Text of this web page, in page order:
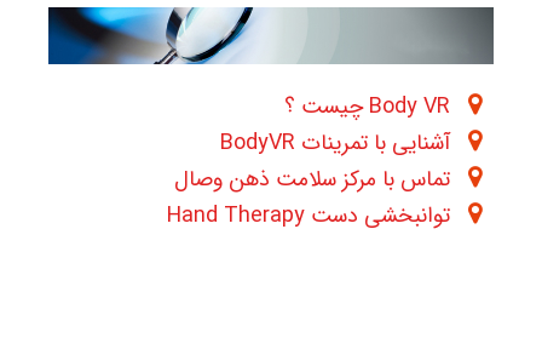
Body VR چیست ؟
آشنایی با تمرینات BodyVR
تماس با مرکز سلامت ذهن وصال
توانبخشی دست Hand Therapy